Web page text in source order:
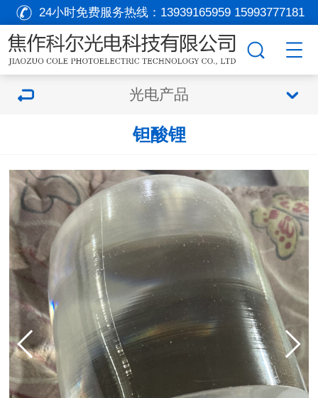
24小时免费服务热线： 13939165959 15993777181
光电产品
钽酸锂